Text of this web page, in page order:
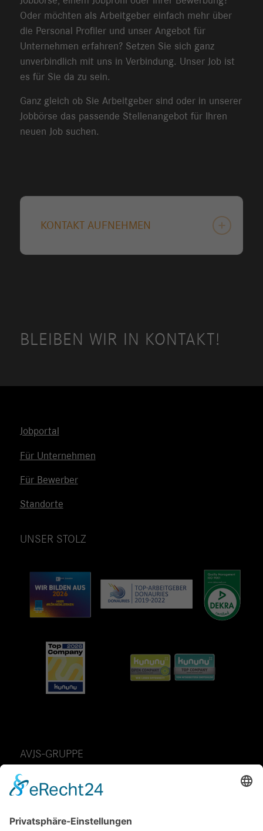
Oder möchten als Arbeitgeber einfach mehr über
die Personal Profiler und unser Angebot für
Unternehmen erfahren? Setzen Sie sich ganz
unverbindlich mit uns in Verbindung. Unser Job ist
es für Sie da zu sein.
Ganz gleich ob Sie Arbeitgeber sind oder in unserer
Jobbörse das passende Stellenangebot für Ihren
neuen Job suchen.
KONTAKT AUFNEHMEN
BLEIBEN WIR IN KONTAKT!
Jobportal
Für Unternehmen
Für Bewerber
Standorte
UNSER STOLZ
AVJS-GRUPPE
AvJS Personal auf Zeit GmbH